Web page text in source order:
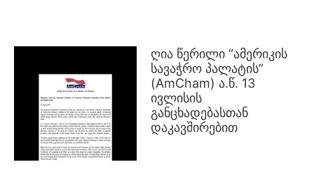
ღია წერილი “ამერიკის
სავაჭრო პალატის”
(AmCham) ა.წ. 13
ივლისის
განცხადებასთან
დაკავშირებით